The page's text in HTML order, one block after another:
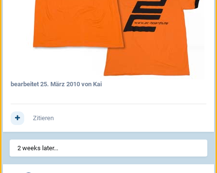
bearbeitet 25. März 2010 von Kai
Zitieren
2 weeks later...